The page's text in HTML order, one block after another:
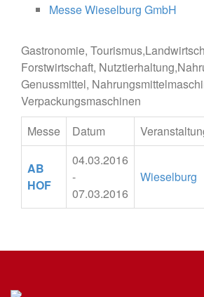
Messe Wieselburg GmbH
Gastronomie,
Forstwirtschaft,
Genussmittel,
Verpackungsmaschinen
Messe
Datum
AB
HOF
04.03.2016
-
07.03.2016
Wieselburg